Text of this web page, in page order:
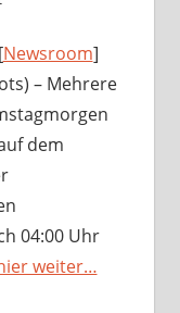
[Newsroom]
– Mehrere
dem
04:00 Uhr
weiter…